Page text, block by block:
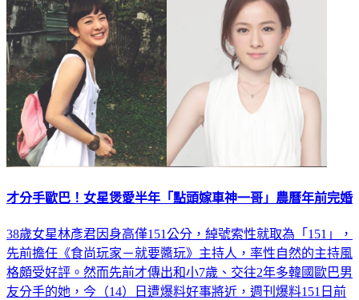
才分手歐巴！女星煲愛半年「點頭嫁車神一哥」農曆年前完婚
38歲女星林彥君因身高僅151公分，綽號索性就取為「151」，
先前擔任《食尚玩家－就要醬玩》主持人，率性自然的主持風
格頗受好評。然而先前才傳出和小7歲、交往2年多韓國歐巴男
友分手的她，今（14）日遭爆料好事將近，週刊爆料151日前